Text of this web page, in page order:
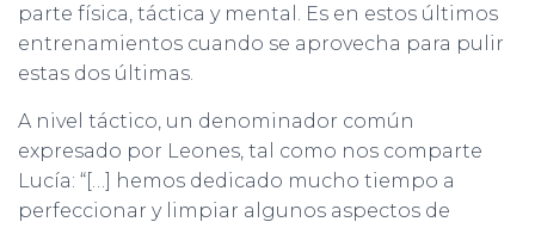
parte física, táctica y mental. Es en estos últimos
entrenamientos cuando se aprovecha para pulir
estas dos últimas.
A nivel táctico, un denominador común
expresado por Leones, tal como nos comparte
Lucía: “[…] hemos dedicado mucho tiempo a
perfeccionar y limpiar algunos aspectos de